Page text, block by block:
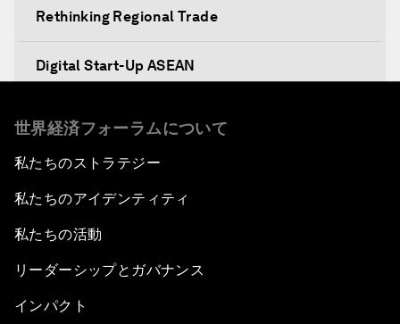
Rethinking Regional Trade
Digital Start-Up ASEAN
Dethroning Cash as King
Illegal Fishing
Digital Intelligence
世界経済フォーラムについて
私たちのストラテジー
私たちのアイデンティティ
私たちの活動
リーダーシップとガバナンス
インパクト